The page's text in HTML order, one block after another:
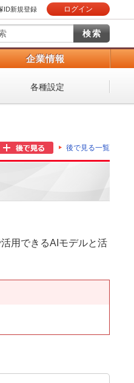
ID新規登録 ログイン
企業情報
各種設定
後で見る一覧
用できるAIモデルと活